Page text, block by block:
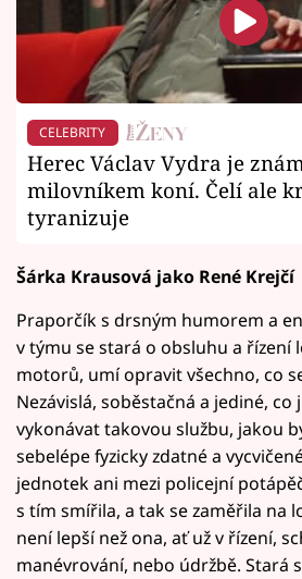
CELEBRITY
Herec Václav Vydra je
milovníkem koní. Čelí ale
tyranizuje
Šárka Krausová jako René Krejčí
Praporčík s drsným humorem a
v týmu se stará o obsluhu a řízení
motorů, umí opravit všechno, co
Nezávislá, soběstačná a jediné, co
vykonávat takovou službu, jakou
sebelépe fyzicky zdatné a
jednotek ani mezi policejní
s tím smířila, a tak se zaměřila na
není lepší než ona, ať už v řízení,
manévrování, nebo údržbě. Stará